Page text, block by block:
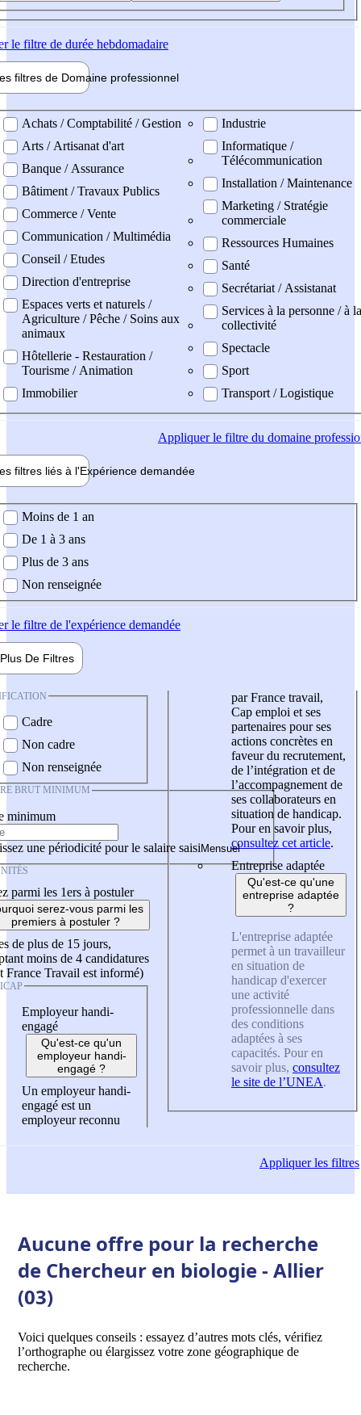
le filtre de durée hebdomadaire
filtres de Domaine professionnel
professionel
Achats / Comptabilité / Gestion
Arts / Artisanat d'art
Banque / Assurance
Bâtiment / Travaux Publics
Commerce / Vente
Communication / Multimédia
Conseil / Etudes
Direction d'entreprise
Espaces verts et naturels /
Agriculture / Pêche / Soins aux
animaux
Hôtellerie - Restauration /
Tourisme / Animation
Immobilier
Industrie
Informatique /
Télécommunication
Installation / Maintenance
Marketing / Stratégie
commerciale
Ressources Humaines
Santé
Secrétariat / Assistanat
Services à la personne / à la
collectivité
Spectacle
Sport
Transport / Logistique
Appliquerle filtre du domaine
filtres liés à l'Expérience demandée
demandée
Moins de 1 an
De 1 à 3 ans
Plus de 3 ans
Non renseignée
le filtre de l'expérience demandée
Plus De Filtres
Cadre
Non cadre
Non renseignée
BRUT MINIMUM
minimum
une périodicité pour le salaire saisi
parmi les 1ers à postuler
serez-vous parmi les
premiers à postuler ?
de plus de 15 jours,
moins de 4 candidatures
France Travail est informé)
Employeur handi-
engagé
Qu'est-ce qu'un
employeur handi-
engagé ?
Un employeur handi-
engagé est un
employeur reconnu
par France travail,
Cap emploi et ses
partenaires pour ses
actions concrètes en
faveur du recrutement,
de l’intégration et de
l’accompagnement de
ses collaborateurs en
situation de handicap.
Pour en savoir plus,
consultez cet article.
Entreprise adaptée
Qu'est-ce qu'une
entreprise adaptée
?
L'entreprise adaptée
permet à un travailleur
en situation de
handicap d'exercer
une activité
professionnelle dans
des conditions
adaptées à ses
capacités. Pour en
savoir plus, consultez
le site de l’UNEA.
Appliquerles filtres
Aucune offre pour la recherche
de Chercheur en biologie - Allier
(03)
Voici quelques conseils : essayez d’autres mots clés, vérifiez
l’orthographe ou élargissez votre zone géographique de
recherche.